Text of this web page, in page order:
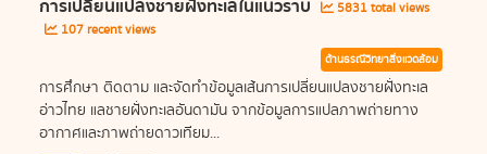
การเปลี่ยนแปลงชายฝั่งทะเลในแนวราบ
5831 total views
107 recent views
ด้านธรณีวิทยาสิ่งแวดล้อม
การศึกษา ติดตาม และจัดทำข้อมูลเส้นการเปลี่ยนแปลงชายฝั่งทะเล
อ่าวไทย แลชายฝั่งทะเลอันดามัน จากข้อมูลการแปลภาพถ่ายทาง
อากาศและภาพถ่ายดาวเทียม...